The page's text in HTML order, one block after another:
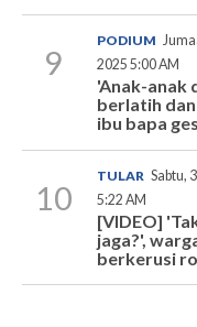
9
PODIUM
2025 5:00 AM
'Anak-anak
berlatih
ibu bapa
10
TULAR Sabtu,
5:22 AM
[VIDEO]
jaga?',
berkerusi